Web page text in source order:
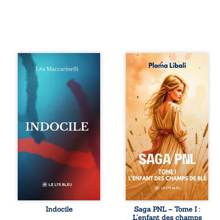
Quatre parties.
Quatre refus.
Quatre visages
d’une existence en
friction. Entre les
silences qu’on ne
déchiffre pas, les
amours qu’on
dérange, les corps
qu’on administre
et les liens qu’on
sabote, cet
ouvrage parle à
vivent trop fort,
trop vrai, trop tôt.
traversée. Une
langue nue. Une
Indocile
Autrefois, les
champs d’Atlantis
vibraient sous le
vent et les enfants
couraient dans les
blés. Puis la
couronne plia le
genou, livrant son
peuple à l’ombre
d’Ivorny. À Atove,
Luwel aurait pu
disparaître dans
les ruines de son
destin ; pourtant,
sous les pierres
d’un temple
oublié, des
rebelles lui
tendirent la main.
Saga PNL – Tome I :
L’enfant des champs